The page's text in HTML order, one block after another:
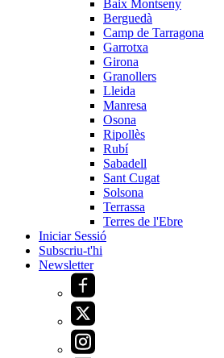
Baix Montseny
Berguedà
Camp de Tarragona
Garrotxa
Girona
Granollers
Lleida
Manresa
Osona
Ripollès
Rubí
Sabadell
Sant Cugat
Solsona
Terrassa
Terres de l'Ebre
Iniciar Sessió
Subscriu-t'hi
Newsletter